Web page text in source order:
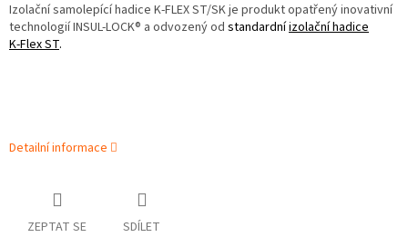
Izolační samolepící hadice K‑FLEX ST/SK je produkt opatřený inovativní
technologií INSUL-LOCK® a odvozený od standardníizolační hadice
K‑Flex ST.
Detailní informace
ZEPTAT SE SDÍLET